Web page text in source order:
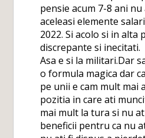
pensie acum 7-8 ani
aceleasi elemente
2022. Si acolo si in alta
discrepante si inecitati.
Asa e si la militari.Dar
o formula magica dar
pe unii e cam mult mai
pozitia in care ati
mai mult la tura si nu
beneficii pentru ca nu